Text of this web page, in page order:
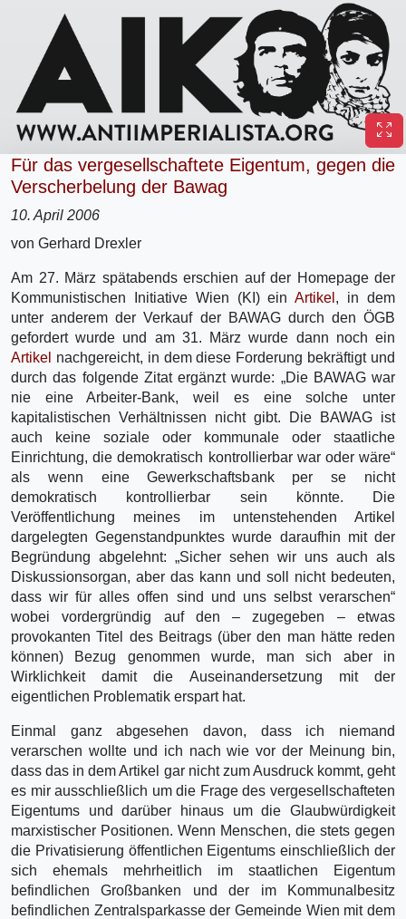
Für das vergesellschaftete Eigentum, gegen die
Verscherbelung der Bawag
10. April 2006
von Gerhard Drexler
Am 27. März spätabends erschien auf der Homepage der
Kommunistischen Initiative Wien (KI) einArtikel , in dem
unter anderem der Verkauf der BAWAG durch den ÖGB
gefordert wurde und am 31. März wurde dann noch ein
Artikel nachgereicht, in dem diese Forderung bekräftigt und
durch das folgende Zitat ergänzt wurde: „Die BAWAG war
nie eine Arbeiter-Bank, weil es eine solche unter
kapitalistischen Verhältnissen nicht gibt. Die BAWAG ist
auch keine soziale oder kommunale oder staatliche
Einrichtung, die demokratisch kontrollierbar war oder wäre“
als wenn eine Gewerkschaftsbank per se nicht
demokratisch kontrollierbar sein könnte. Die
Veröffentlichung meines im untenstehenden Artikel
dargelegten Gegenstandpunktes wurde daraufhin mit der
Begründung abgelehnt: „Sicher sehen wir uns auch als
Diskussionsorgan, aber das kann und soll nicht bedeuten,
dass wir für alles offen sind und uns selbst verarschen“
wobei vordergründig auf den – zugegeben – etwas
provokanten Titel des Beitrags (über den man hätte reden
können) Bezug genommen wurde, man sich aber in
Wirklichkeit damit die Auseinandersetzung mit der
eigentlichen Problematik erspart hat.
Einmal ganz abgesehen davon, dass ich niemand
verarschen wollte und ich nach wie vor der Meinung bin,
dass das in dem Artikel gar nicht zum Ausdruck kommt, geht
es mir ausschließlich um die Frage des vergesellschafteten
Eigentums und darüber hinaus um die Glaubwürdigkeit
marxistischer Positionen. Wenn Menschen, die stets gegen
die Privatisierung öffentlichen Eigentums einschließlich der
sich ehemals mehrheitlich im staatlichen Eigentum
befindlichen Großbanken und der im Kommunalbesitz
befindlichen Zentralsparkasse der Gemeinde Wien mit dem